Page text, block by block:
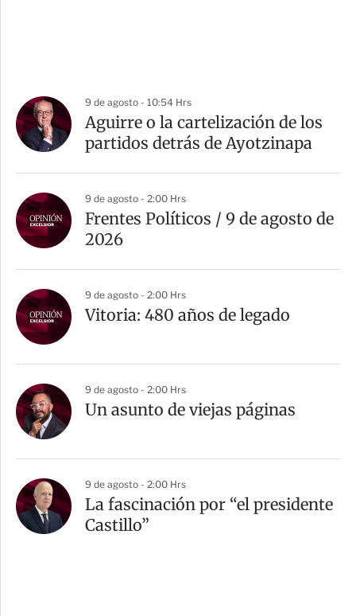
9 de agosto - 10:54 Hrs
Aguirre o la cartelización de los
partidos detrás de Ayotzinapa
9 de agosto - 2:00 Hrs
Frentes Políticos / 9 de agosto de
2026
9 de agosto - 2:00 Hrs
Vitoria: 480 años de legado
9 de agosto - 2:00 Hrs
Un asunto de viejas páginas
9 de agosto - 2:00 Hrs
La fascinación por “el presidente
Castillo”